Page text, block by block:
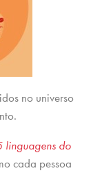
no universo
linguagens do
cada pessoa